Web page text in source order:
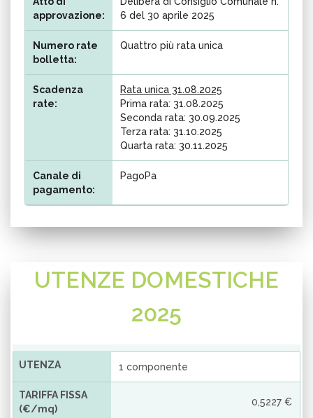
approvazione:
6 del 30 aprile 2025
Numero rate
bolletta:
Quattro più rata unica
Scadenza
rate:
Rata unica 31.08.2025
Prima rata: 31.08.2025
Seconda rata: 30.09.2025
Terza rata: 31.10.2025
Quarta rata: 30.11.2025
Canale di
pagamento:
PagoPa
UTENZE DOMESTICHE
2025
UTENZA 1 componente
TARIFFA FISSA
(€/mq)
0,5227 €